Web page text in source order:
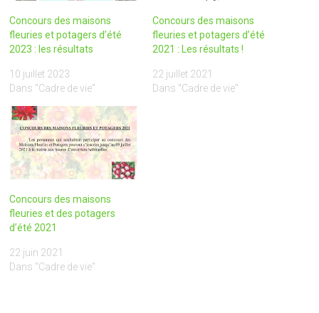
Concours des maisons
fleuries et potagers d’été
2023 : les résultats
10 juillet 2023
Dans "Cadre de vie"
Concours des maisons
fleuries et potagers d’été
2021 : Les résultats !
22 juillet 2021
Dans "Cadre de vie"
Concours des maisons
fleuries et des potagers
d’été 2021
22 juin 2021
Dans "Cadre de vie"